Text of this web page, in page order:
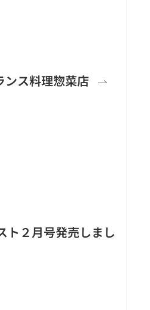
ンス料理惣菜店
ト２月号発売しまし